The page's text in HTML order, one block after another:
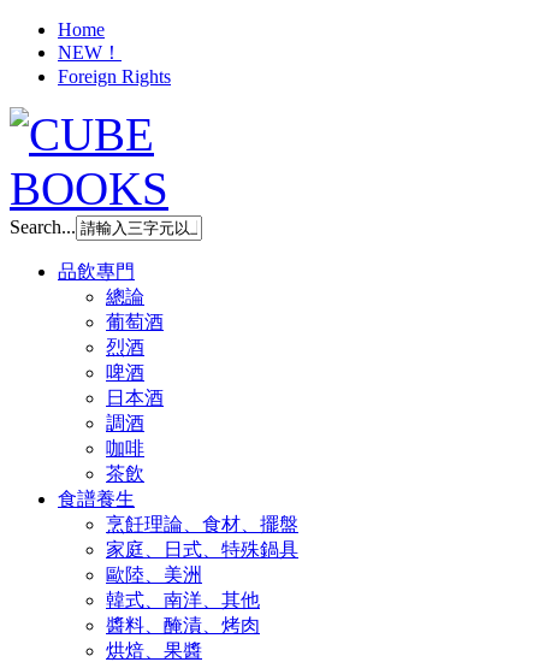
Home
NEW！
Foreign Rights
Search...
品飲專門
總論
葡萄酒
烈酒
啤酒
日本酒
調酒
咖啡
茶飲
食譜養生
烹飪理論、食材、擺盤
家庭、日式、特殊鍋具
歐陸、美洲
韓式、南洋、其他
醬料、醃漬、烤肉
烘焙、果醬